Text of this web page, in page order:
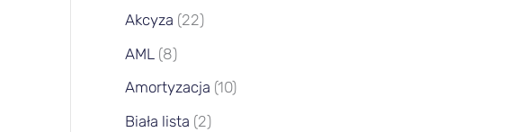
Akcyza (22)
AML (8)
Amortyzacja (10)
Biała lista (2)